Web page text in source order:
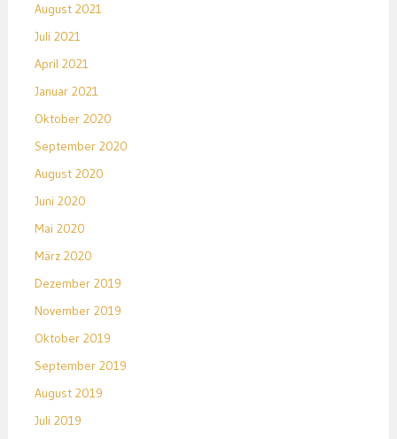
August 2021
Juli 2021
April 2021
Januar 2021
Oktober 2020
September 2020
August 2020
Juni 2020
Mai 2020
März 2020
Dezember 2019
November 2019
Oktober 2019
September 2019
August 2019
Juli 2019